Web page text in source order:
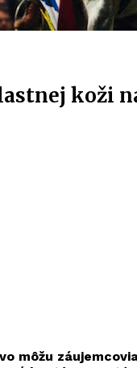
koži
môžu